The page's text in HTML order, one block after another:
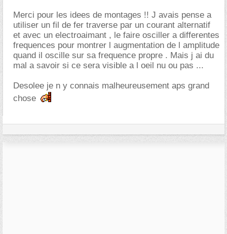
Merci pour les idees de montages !! J avais pense a
utiliser un fil de fer traverse par un courant alternatif
et avec un electroaimant , le faire osciller a differentes
frequences pour montrer l augmentation de l amplitude
quand il oscille sur sa frequence propre . Mais j ai du
mal a savoir si ce sera visible a l oeil nu ou pas ...
Desolee je n y connais malheureusement aps grand
chose